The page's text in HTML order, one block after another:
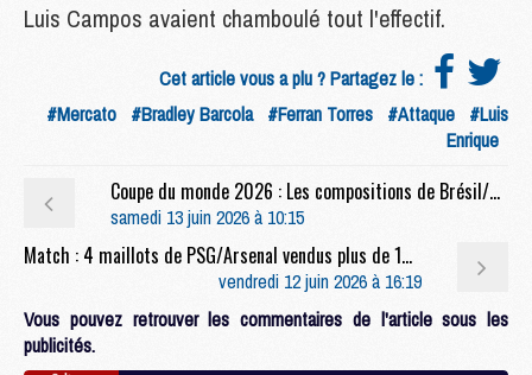
Luis Campos avaient chamboulé tout l'effectif.
Cet article vous a plu ? Partagez le :
#Mercato #Bradley Barcola #Ferran Torres #Attaque #Luis
Enrique
Coupe du monde 2026 : Les compositions de Brésil/Maroc selon la presse
samedi 13 juin 2026 à 10:15
Match : 4 maillots de PSG/Arsenal vendus plus de 100 000 euros
vendredi 12 juin 2026 à 16:19
Vous pouvez retrouver les commentaires de l'article sous les
publicités.